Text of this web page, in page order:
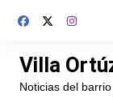
Villa
Noticias del